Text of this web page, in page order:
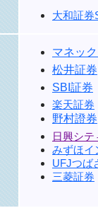
大和証券
マネッ
松井証券
SBI証券
楽天証券
野村證券
日興シテ
みずほイ
UFJつば
三菱証券